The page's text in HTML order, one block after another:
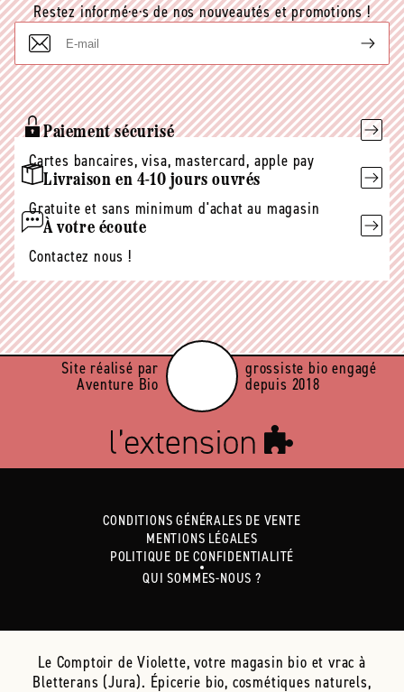
Restez informé·e·s de nos nouveautés et promotions !
E-
mail
Paiement sécurisé
Cartes bancaires, visa, mastercard, apple pay
Livraison en 4-10 jours ouvrés
Gratuite et sans minimum d'achat au magasin
À votre écoute
Contactez nous !
Site réalisé par
Aventure Bio
grossiste bio engagé
depuis 2018
CONDITIONS GÉNÉRALES DE VENTE
MENTIONS LÉGALES
POLITIQUE DE CONFIDENTIALITÉ
QUI SOMMES-NOUS ?
Le Comptoir de Violette, votre magasin bio et vrac à
Bletterans (Jura). Épicerie bio, cosmétiques naturels,